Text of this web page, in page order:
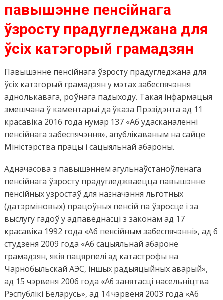
павышэнне пенсійнага
ўзросту прадугледжана для
ўсіх катэгорый грамадзян
Павышэнне пенсійнага ўзросту прадугледжана для
ўсіх катэгорый грамадзян у мэтах забеспячэння
аднолькавага, роўнага падыходу. Такая інфармацыя
змешчана ў каментарыі да ўказа Прэзідэнта ад 11
красавіка 2016 года нумар 137 «Аб удасканаленні
пенсійнага забеспячэння», апублікаваным на сайце
Міністэрства працы і сацыяльнай абароны.
Адначасова з павышэннем агульнаўстаноўленага
пенсійнага ўзросту прадугледжваецца павышэнне
пенсійных узростаў для назначэння льготных
(датэрміновых) працоўных пенсій па ўзросце і за
выслугу гадоў у адпаведнасці з законам ад 17
красавіка 1992 года «Аб пенсійным забеспячэнні», ад 6
студзеня 2009 года «Аб сацыяльнай абароне
грамадзян, якія пацярпелі ад катастрофы на
Чарнобыльскай АЭС, іншых радыяцыйных аварый»,
ад 15 чэрвеня 2006 года «Аб занятасці насельніцтва
Рэспублікі Беларусь», ад 14 чэрвеня 2003 года «Аб